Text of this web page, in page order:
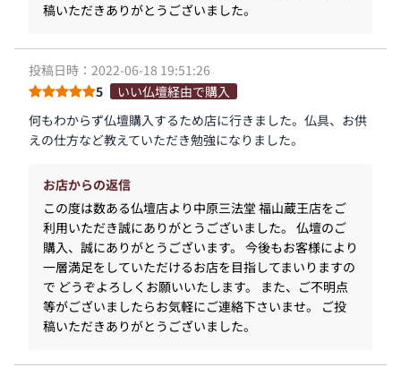
稿いただきありがとうございました。
投稿日時：2022-06-18 19:51:26
5
いい仏壇経由で購入
何もわからず仏壇購入するため店に行きました。仏具、お供
えの仕方など教えていただき勉強になりました。
お店からの返信
この度は数ある仏壇店より中原三法堂 福山蔵王店をご
利用いただき誠にありがとうございました。 仏壇のご
購入、誠にありがとうございます。 今後もお客様により
一層満足をしていただけるお店を目指してまいりますの
で どうぞよろしくお願いいたします。 また、ご不明点
等がございましたらお気軽にご連絡下さいませ。 ご投
稿いただきありがとうございました。